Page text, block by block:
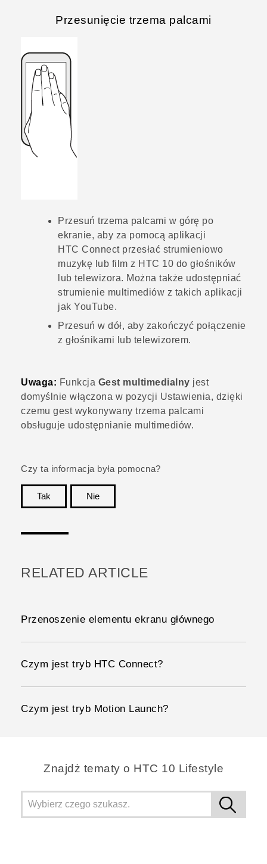
Przesunięcie trzema palcami
Przesuń trzema palcami w górę po
ekranie, aby za pomocą aplikacji
HTC Connectprzesłać strumieniowo
muzykę lub film z HTC 10 do głośników
lub telewizora. Można także udostępniać
strumienie multimediów z takich aplikacji
jak YouTube.
Przesuń w dół, aby zakończyć połączenie
z głośnikami lub telewizorem.
Uwaga: Funkcja Gest multimedialny jest
domyślnie włączona w pozycji Ustawienia, dzięki
czemu gest wykonywany trzema palcami
obsługuje udostępnianie multimediów.
Czy ta informacja była pomocna?
Tak
Nie
RELATED ARTICLE
Przenoszenie elementu ekranu głównego
Czym jest tryb HTC Connect?
Czym jest tryb Motion Launch?
Znajdż tematy o HTC 10 Lifestyle